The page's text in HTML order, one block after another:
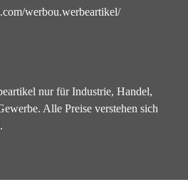
werbou.werbeartikel/
nur für Industrie, Handel,
Alle Preise verstehen sich